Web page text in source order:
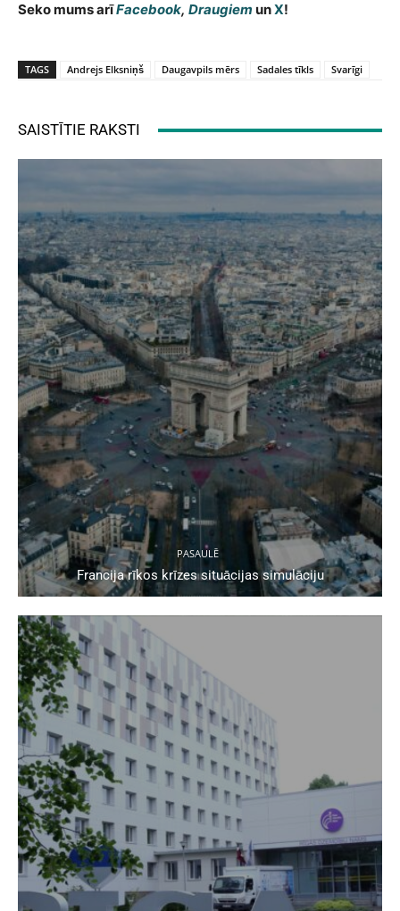
Seko mums arīFacebook, Draugiem unX!
TAGS Andrejs Elksniņš Daugavpils mērs Sadales tīkls Svarīgi
SAISTĪTIE RAKSTI
PASAULĒ
Francija rīkos krīzes situācijas simulāciju